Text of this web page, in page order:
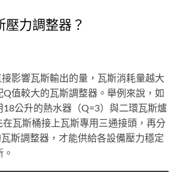
壓力調整器？
影響瓦斯輸出的量，瓦斯消耗量越大
Q值較大的瓦斯調整器。舉例來說，如
18公升的熱水器（Q=3）與二環瓦斯爐
在瓦斯桶接上瓦斯專用三通接頭，再分
斯調整器，才能供給各設備壓力穩定